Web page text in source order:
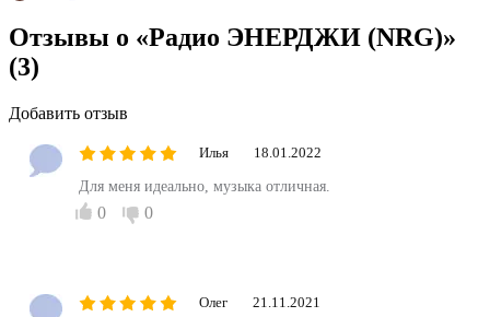
Отзывы о «Радио ЭНЕРДЖИ (NRG)»
(3)
Добавить отзыв
Илья 18.01.2022
Для меня идеально, музыка отличная.
0 0
Олег 21.11.2021